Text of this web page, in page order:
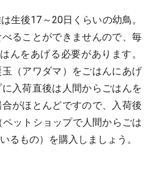
生後17～20日くらいの幼鳥。
ることができませんので、毎
んをあげる必要があります。
（アワダマ）をごはんにあげ
入荷直後は人間からごはんを
がほとんどですので、入荷後
ットショップで人間からごは
るもの）を購入しましょう。